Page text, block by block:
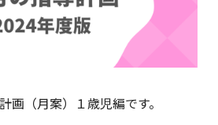
画（月案）１歳児編です。